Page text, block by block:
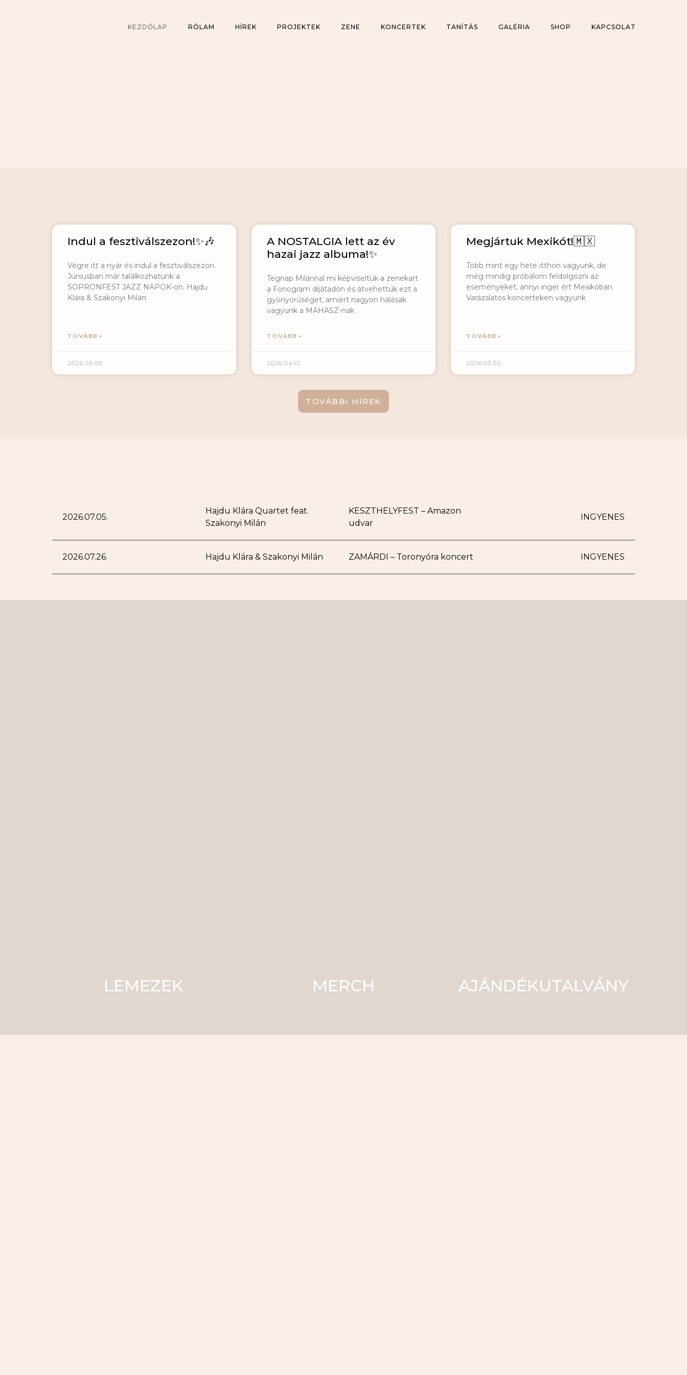
KEZDŐLAP RÓLAM HÍREK PROJEKTEK ZENE KONCERTEK TANÍTÁS GALÉRIA SHOP KAPCSOLAT
Indul a fesztiválszezon!✨🎶
Végre itt a nyár és indul a fesztiválszezon.
Júniusban már találkozhatunk a
SOPRONFEST JAZZ NAPOK-on. Hajdu
Klára & Szakonyi Milán
TOVÁBB »
2026.06.05.
A NOSTALGIA lett az év
hazai jazz albuma!✨
Tegnap Milánnal mi képviseltük a zenekart
a Fonogram díjátadón és átvehettük ezt a
gyönyörűséget, amiért nagyon hálásak
vagyunk a MAHASZ-nak
TOVÁBB »
2026.04.01.
Megjártuk Mexikót!🇲🇽
Több mint egy hete itthon vagyunk, de
még mindig próbálom feldolgozni az
eseményeket, annyi inger ért Mexikóban.
Varázslatos koncerteken vagyunk
TOVÁBB »
2026.03.30.
TOVÁBBI HÍREK
2026.07.05.
Hajdu Klára Quartet feat.
Szakonyi Milán
KESZTHELYFEST – Amazon
udvar
INGYENES
2026.07.26. Hajdu Klára & Szakonyi Milán ZAMÁRDI – Toronyóra koncert INGYENES
LEMEZEK MERCH AJÁNDÉKUTALVÁNY